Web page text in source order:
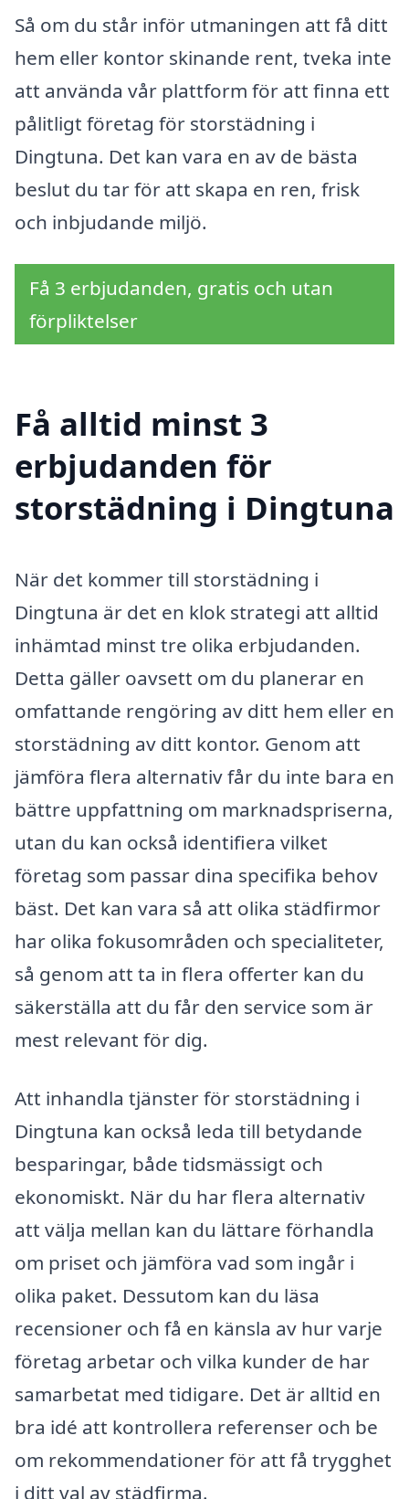
Så om du står inför utmaningen att få ditt
hem eller kontor skinande rent, tveka inte
att använda vår plattform för att finna ett
pålitligt företag för storstädning i
Dingtuna. Det kan vara en av de bästa
beslut du tar för att skapa en ren, frisk
och inbjudande miljö.
Få 3 erbjudanden, gratis och utan
förpliktelser
Få alltid minst 3
erbjudanden för
storstädning i Dingtuna
När det kommer till storstädning i
Dingtuna är det en klok strategi att alltid
inhämtad minst tre olika erbjudanden.
Detta gäller oavsett om du planerar en
omfattande rengöring av ditt hem eller en
storstädning av ditt kontor. Genom att
jämföra flera alternativ får du inte bara en
bättre uppfattning om marknadspriserna,
utan du kan också identifiera vilket
företag som passar dina specifika behov
bäst. Det kan vara så att olika städfirmor
har olika fokusområden och specialiteter,
så genom att ta in flera offerter kan du
säkerställa att du får den service som är
mest relevant för dig.
Att inhandla tjänster för storstädning i
Dingtuna kan också leda till betydande
besparingar, både tidsmässigt och
ekonomiskt. När du har flera alternativ
att välja mellan kan du lättare förhandla
om priset och jämföra vad som ingår i
olika paket. Dessutom kan du läsa
recensioner och få en känsla av hur varje
företag arbetar och vilka kunder de har
samarbetat med tidigare. Det är alltid en
bra idé att kontrollera referenser och be
om rekommendationer för att få trygghet
i ditt val av städfirma.